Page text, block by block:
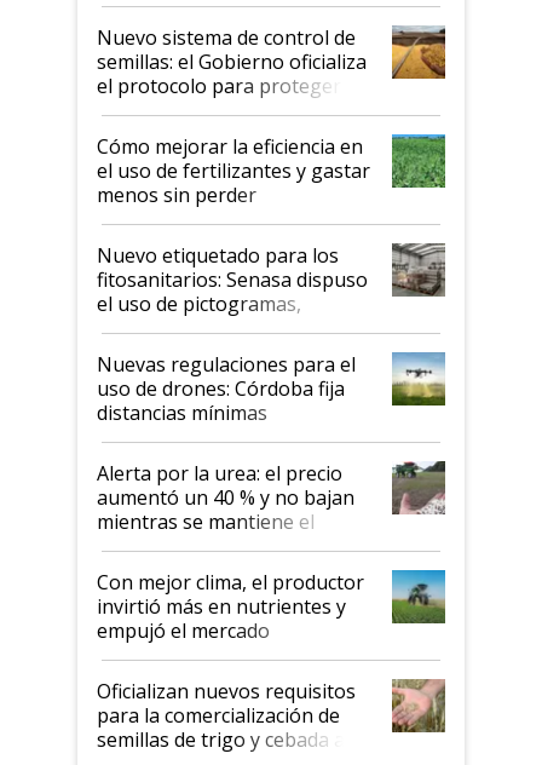
Nuevo sistema de control de
semillas: el Gobierno oficializa
el protocolo para proteger la
propiedad intelectual
Cómo mejorar la eficiencia en
el uso de fertilizantes y gastar
menos sin perder
productividad en la campaña
fina
Nuevo etiquetado para los
fitosanitarios: Senasa dispuso
el uso de pictogramas,
palabras de advertencia e
indicaciones
Nuevas regulaciones para el
uso de drones: Córdoba fija
distancias mínimas
Alerta por la urea: el precio
aumentó un 40 % y no bajan
mientras se mantiene el
conflicto en Medio Oriente
Con mejor clima, el productor
invirtió más en nutrientes y
empujó el mercado
Oficializan nuevos requisitos
para la comercialización de
semillas de trigo y cebada a